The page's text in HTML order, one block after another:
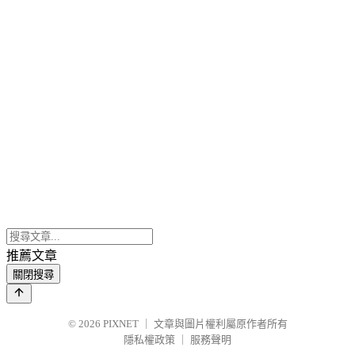
推薦文章
關閉搜尋
© 2026 PIXNET
文章與圖片權利屬原作者所有
隱私權政策
服務聲明